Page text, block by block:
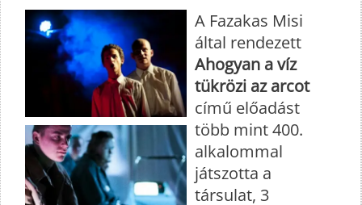
A Fazakas Misi
által rendezett
Ahogyan a víz
tükrözi az arcot
című előadást
több mint 400.
alkalommal
játszotta a
társulat, 3